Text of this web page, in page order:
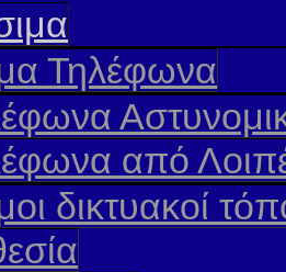
Τηλέφωνα
από
δικτυακοί